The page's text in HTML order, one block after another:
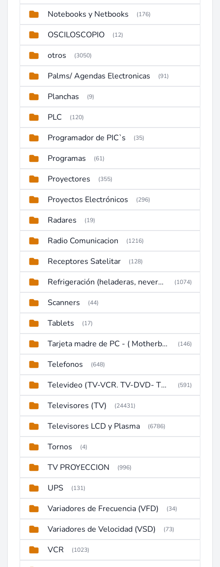
Notebooks y Netbooks (176)
OSCILOSCOPIO (12)
otros (3050)
Palms/ Agendas Electronicas (91)
Planchas (9)
PLC (120)
Programador de PIC`s (35)
Programas (61)
Proyectores (355)
Proyectos Electrónicos (296)
Radares (19)
Radio Comunicacion (1216)
Receptores Satelitar (128)
Refrigeración (heladeras, neveras, congeladores) (1074)
Scanners (44)
Tablets (17)
Tarjeta madre de PC - ( Motherboard ) (146)
Telefonos (648)
Televideo (TV-VCR. TV-DVD- TV-DVD-VCR) (591)
Televisores (TV) (24431)
Televisores LCD y Plasma (6786)
Tornos (4)
TV PROYECCION (996)
UPS (131)
Variadores de Frecuencia (VFD) (34)
Variadores de Velocidad (VSD) (73)
VCR (1023)